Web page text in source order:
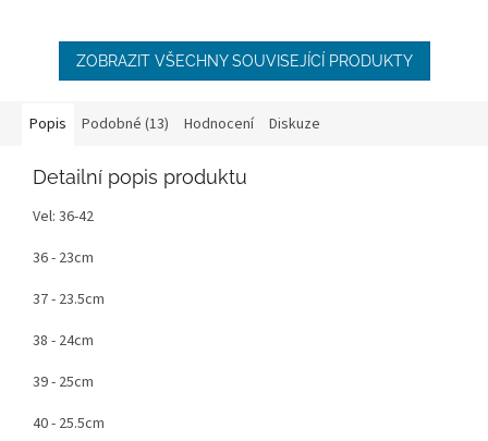
ZOBRAZIT VŠECHNY SOUVISEJÍCÍ PRODUKTY
Popis Podobné (13) Hodnocení Diskuze
Detailní popis produktu
Vel: 36-42
36 - 23cm
37 - 23.5cm
38 - 24cm
39 - 25cm
40 - 25.5cm